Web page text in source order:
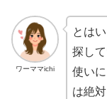
ワーママichi
とは
探し
使い
は絶